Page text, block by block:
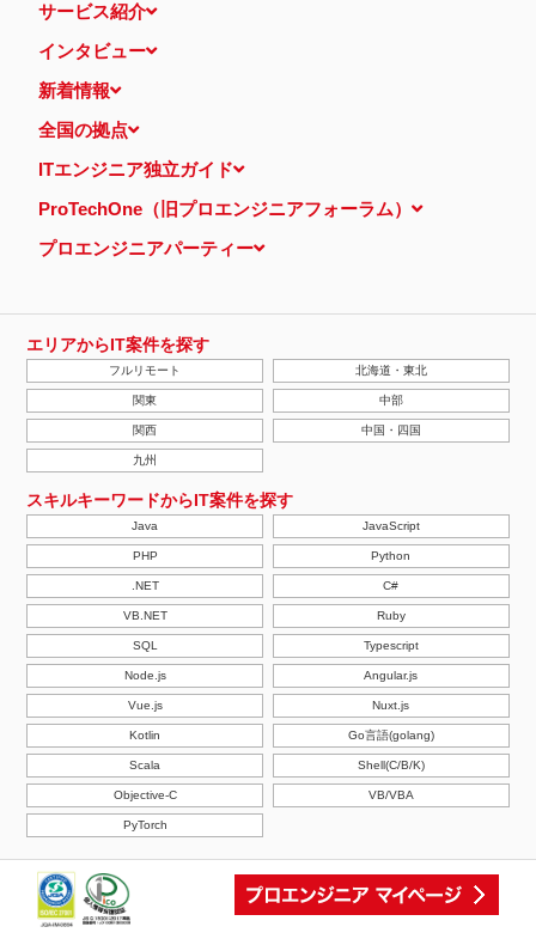
サービス紹介
インタビュー
新着情報
全国の拠点
ITエンジニア独立ガイド
ProTechOne（旧プロエンジニアフォーラム）
プロエンジニアパーティー
エリアからIT案件を探す
フルリモート 北海道・東北
関東 中部
関西 中国・四国
九州
スキルキーワードからIT案件を探す
Java JavaScript
PHP Python
.NET C#
VB.NET Ruby
SQL Typescript
Node.js Angular.js
Vue.js Nuxt.js
Kotlin Go言語(golang)
Scala Shell(C/B/K)
Objective-C VB/VBA
PyTorch